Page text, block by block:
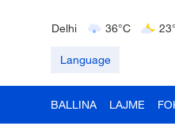
Hyderabad
42°C
Language
BALLINA LAJME